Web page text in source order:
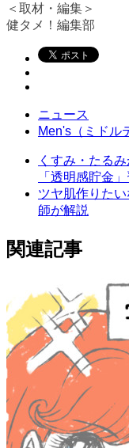
＜取材・編集＞
健タメ！編集部
ニュース
Men's（ミドル
くすみ・たる
「透明感貯金
ツヤ肌作りた
師が解説
関連記事